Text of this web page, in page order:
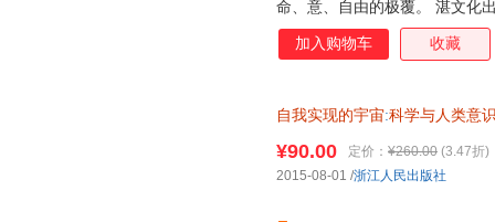
命、意、自由的极覆。 湛文化
加入购物车 收藏
自我实现的宇宙:科学与人类意
¥90.00 定价： ¥260.00 (3.47折)
2015-08-01 /浙江人民出版社